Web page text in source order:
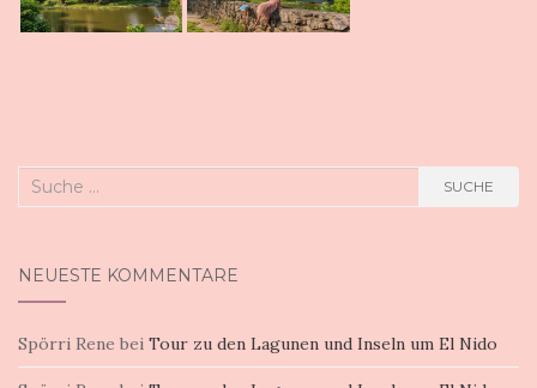
Suche
SUCHE
NEUESTE KOMMENTARE
Spörri Rene bei Tour zu den Lagunen und Inseln um El Nido